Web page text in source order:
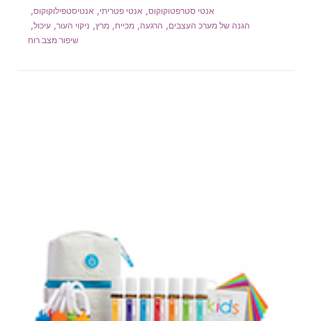
אנטי סטרפטוקוקוס, אנטי פטריתי, אנטיסטפילוקוקוס,
הגנה של מערכ העצבים, הרגעה, מכייח, מרץ, ניקוי העור, עיכול,
שיפור מצב רוח